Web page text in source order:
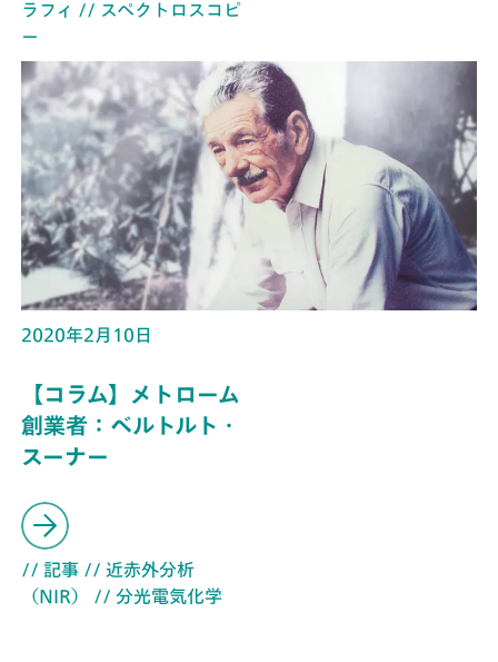
ラフィ // スペクトロスコピ
ー
2020年2月10日
【コラム】メトローム
創業者：ベルトルト・
スーナー
// 記事 // 近赤外分析
（NIR）
// 分光電気化学